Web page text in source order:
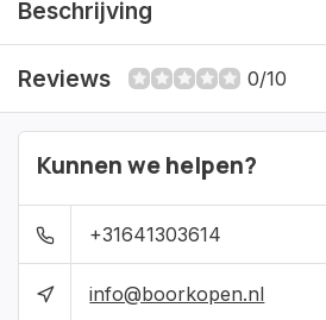
Beschrijving
Reviews 0/10
Kunnen we helpen?
+31641303614
info@boorkopen.nl